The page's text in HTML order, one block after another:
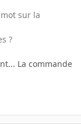
sur la
?
La commande